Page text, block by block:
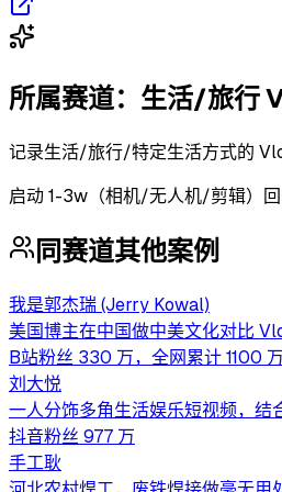
所属赛道： 生活/旅行
记录生活/旅行/特定生活方式的
启动1-3w（相机/无人机/剪辑）
同赛道其他案例
我是郭杰瑞 (Jerry Kowal)
美国博主在中国做中美文化对比
B站粉丝 330 万，全网累计 1100
刘大悦
一人分饰多角生活娱乐短视频，结
抖音粉丝 977 万
手工耿